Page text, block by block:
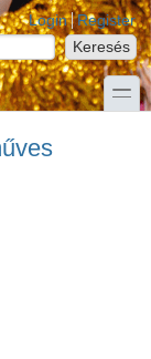
Login Register
toggle